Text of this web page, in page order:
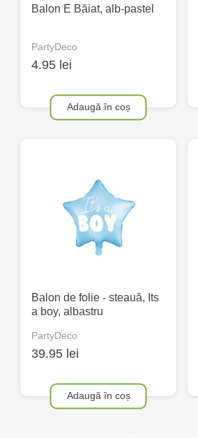
Balon E Băiat, alb-pastel
PartyDeco
4.95 lei
Adaugă în coș
Balon de folie - steauă, Its
a boy, albastru
PartyDeco
39.95 lei
Adaugă în coș